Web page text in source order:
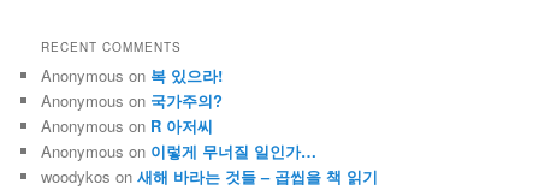
RECENT COMMENTS
Anonymous on 복 있으라!
Anonymous on 국가주의?
Anonymous on R 아저씨
Anonymous on 이렇게 무너질 일인가…
woodykos on새해 바라는 것들 – 곱씹을 책 읽기